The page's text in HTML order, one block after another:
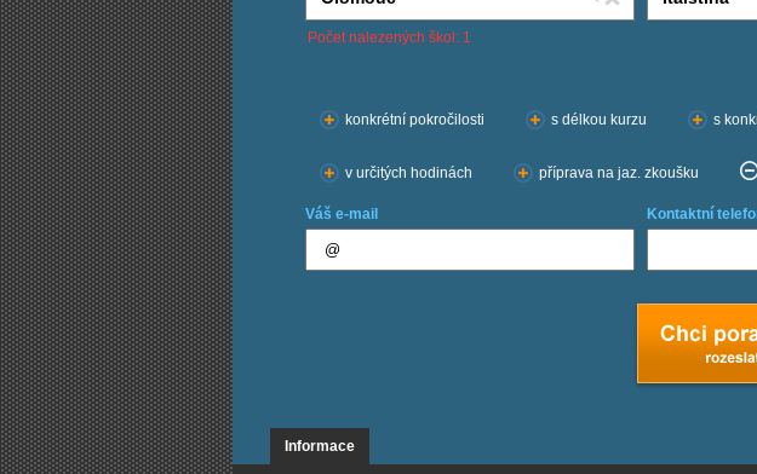
Počet nalezených škol: 1
konkrétní pokročilosti
s délkou kurzu s
v určitých hodinách příprava na jaz. zkoušku
Váš e-mail Kontaktní
Informace